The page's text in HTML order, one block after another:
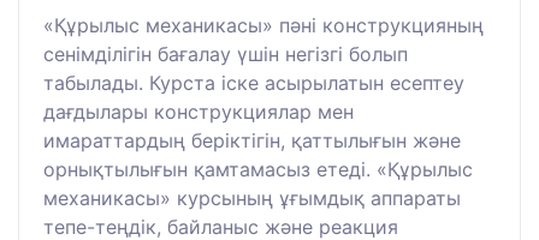
«Құрылыс механикасы» пәні конструкцияның
сенімділігін бағалау үшін негізгі болып
табылады. Курста іске асырылатын есептеу
дағдылары конструкциялар мен
имараттардың беріктігін, қаттылығын және
орнықтылығын қамтамасыз етеді. «Құрылыс
механикасы» курсының ұғымдық аппараты
тепе-теңдік, байланыс және реакция